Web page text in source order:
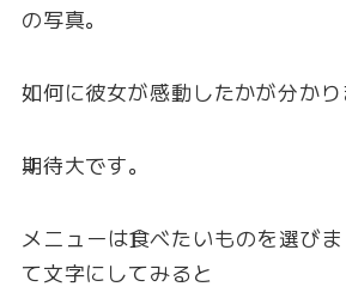
の写真。
如何に彼女が感動したかが分かり
期待大です。
メニューは食べたいものを選び
て文字にしてみると